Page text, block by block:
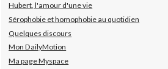
Hubert, l'amour d'une vie
Sérophobie et homophobie au quotidien
Quelques discours
Mon DailyMotion
Ma page Myspace